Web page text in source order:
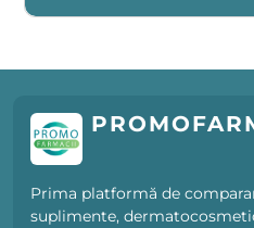
Prima platformă de
suplimente,